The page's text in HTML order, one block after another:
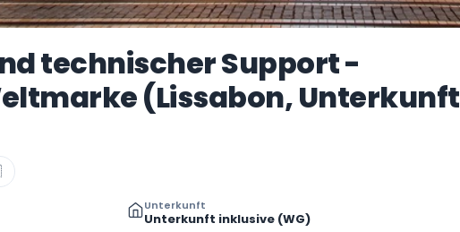
technischer Support -
(Lissabon, Unterkunft
Unterkunft
Unterkunft inklusive (WG)